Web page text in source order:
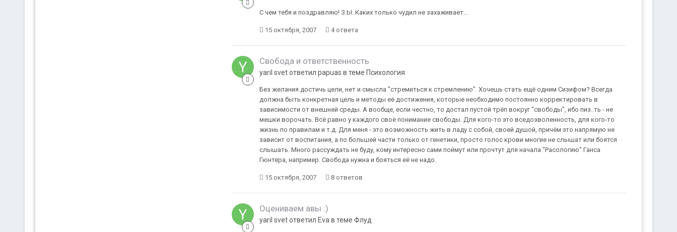
С чем тебя и поздравляю! З.Ы. Каких только чудил не захаживает...
15 октября, 2007 4 ответа
Свобода и ответственность
yaril svet ответил papuas в теме Психология
Без желания достичь цели, нет и смысла "стремиться к стремлению". Хочешь стать ещё одним Сизифом? Всегда
должна быть конкретная цель и методы её достижения, которые необходимо постоянно корректировать в
зависимости от внешней среды. А вообще, если честно, то достал пустой трёп вокруг "свободы", ибо пиз..ть - не
мешки ворочать. Всё равно у каждого своё понимание свободы. Для кого-то это вседозволенность, для кого-то
жизнь по правилам и т.д. Для меня - это возможность жить в ладу с собой, своей душой, причём это напрямую не
зависит от воспитания, а по большей части только от генетики, просто голос крови многие не слышат или боятся
слышать. Много рассуждать не буду, кому интересно сами поймут или прочтут для начала "Расологию" Ганса
Гюнтера, например. Свобода нужна и бояться её не надо.
15 октября, 2007 8 ответов
Оцениваем авы :)
yaril svet ответил Eva в теме Флуд